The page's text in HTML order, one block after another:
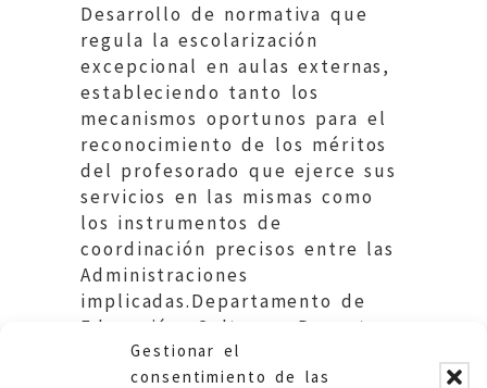
Gestionar el
consentimiento de las
Desarrollo de normativa que
regula la escolarización
excepcional en aulas externas,
estableciendo tanto los
mecanismos oportunos para el
reconocimiento de los méritos
del profesorado que ejerce sus
servicios en las mismas como
los instrumentos de
coordinación precisos entre las
Administraciones
implicadas.Departamento de
Educación, Cultura y Deporte.
Gobierno de Aragón.